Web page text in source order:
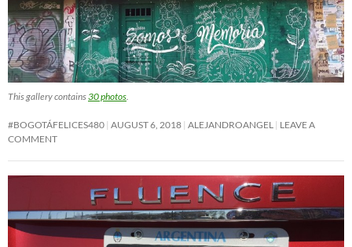
This gallery contains30 photos
#BOGOTÁFELICES480 AUGUST 6, 2018 ALEJANDROANGEL
LEAVE A
COMMENT